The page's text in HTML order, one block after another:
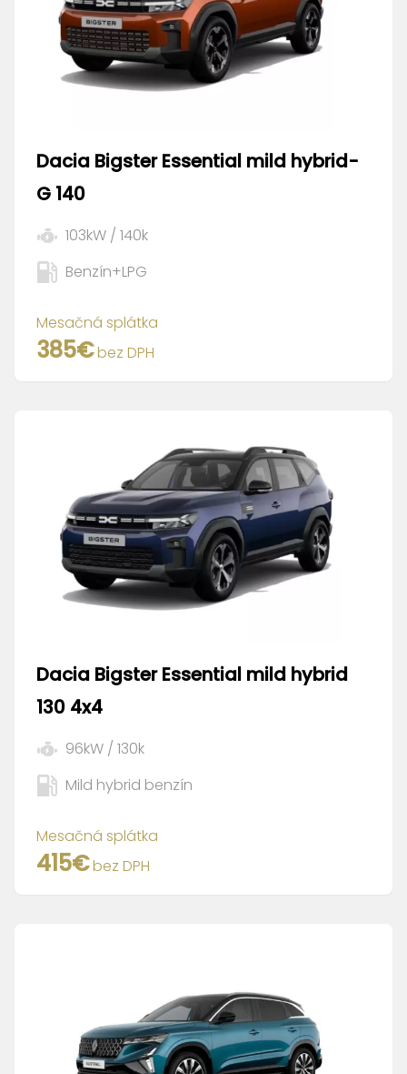
Dacia Bigster Essential mild hybrid-
G 140
103kW / 140k
Benzín+LPG
Mesačná splátka
385€bez DPH
Dacia Bigster Essential mild hybrid
130 4x4
96kW / 130k
Mild hybrid benzín
Mesačná splátka
415€bez DPH